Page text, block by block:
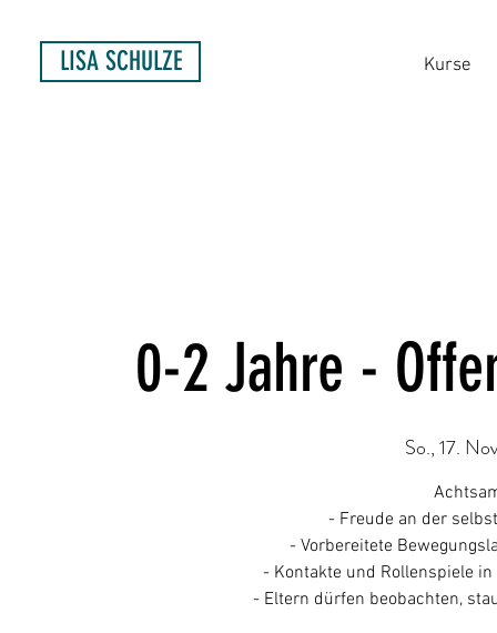
Kurse
LISA SCHULZE
0-2 Jahre -
So., 17.
- Freude an der
- Vorbereitete
- Kontakte und Rollenspiele
- Eltern dürfen beobachten,